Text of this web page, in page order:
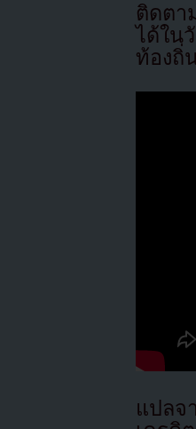
ติดตา
ได้ใน
ท้องถิ่
แปล